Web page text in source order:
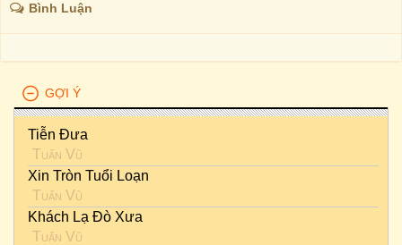
Bình Luận
GỢI Ý
Tiễn Đưa
Tuấn Vũ
Xin Tròn Tuổi Loạn
Tuấn Vũ
Khách Lạ Đò Xưa
Tuấn Vũ